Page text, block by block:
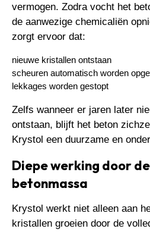
vermogen. Zodra vocht het
de aanwezige chemicaliën
zorgt ervoor dat:
nieuwe kristallen ontstaan
scheuren automatisch worden
lekkages worden gestopt
Zelfs wanneer er jaren later
ontstaan, blijft het beton
Krystol een duurzame en
Diepe werking door
betonmassa
Krystol werkt niet alleen aan
kristallen groeien door de